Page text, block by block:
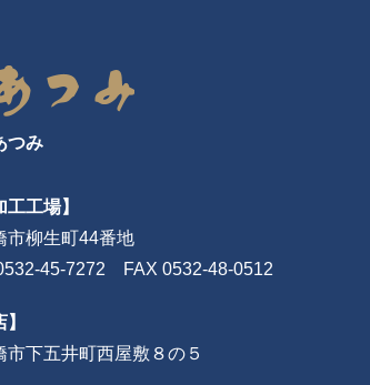
つみ
工工場】
市柳生町44番地
45-7272 FAX 0532-48-0512
市下五井町西屋敷８の５